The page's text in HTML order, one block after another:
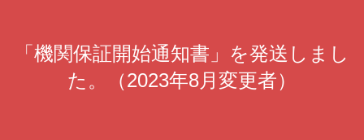
「機関保証開始通知書」を発送しまし
た。（2023年8月変更者）